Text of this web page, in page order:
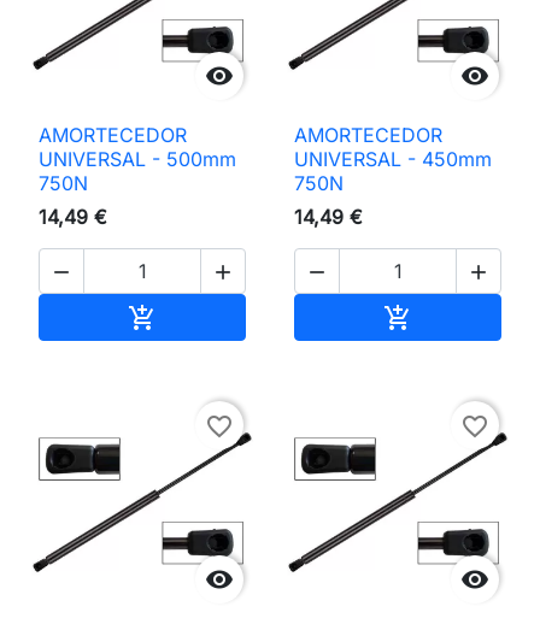

AMORTECEDOR
UNIVERSAL - 500mm
750N
14,49 €
 


AMORTECEDOR
UNIVERSAL - 450mm
750N
14,49 €
 


favorite_border

favorite_border